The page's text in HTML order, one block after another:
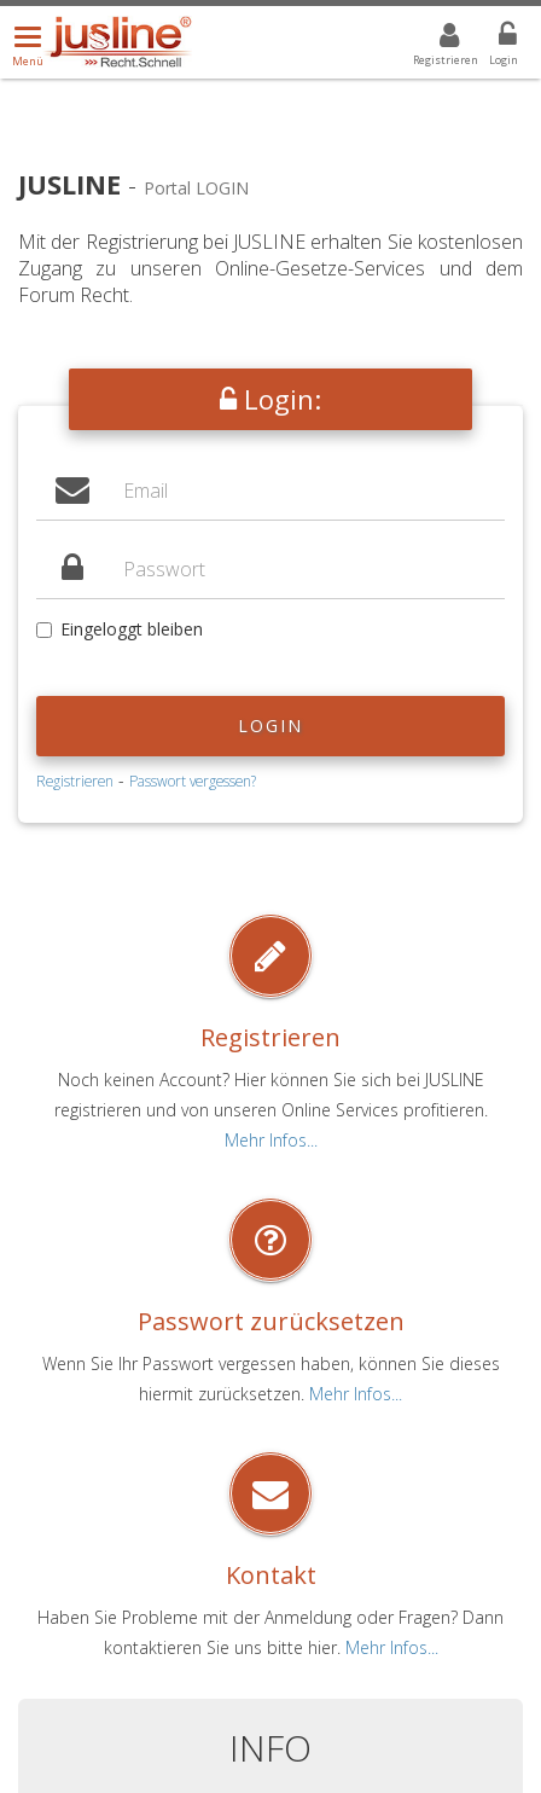
Registrieren Login
Menü
öffnen/schließen
Menü
ALLE DROPDOWN: GEWÄHLTER WERT IST ALLE
JUSLINE - Portal LOGIN
Mit der Registrierung bei JUSLINE erhalten Sie kostenlosen
Zugang zu unseren Online-Gesetze-Services und dem
Forum Recht.
Login:
Eingeloggt bleiben
LOGIN
Registrieren - Passwort vergessen?
Registrieren
Noch keinen Account? Hier können Sie sich bei JUSLINE
registrieren und von unseren Online Services profitieren.
Mehr Infos...
Passwort zurücksetzen
Wenn Sie Ihr Passwort vergessen haben, können Sie dieses
hiermit zurücksetzen. Mehr Infos...
Kontakt
Haben Sie Probleme mit der Anmeldung oder Fragen? Dann
kontaktieren Sie uns bitte hier. Mehr Infos...
INFO